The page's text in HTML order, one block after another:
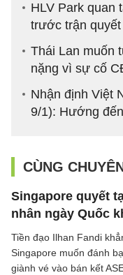
HLV Park quan
trước trận
Thái Lan muốn
nặng vì sự cố
Nhận định Việt
9/1): Hướng
CÙNG
Singapore quyết
nhân ngày Quốc
Tiền đạo Ilhan Fandi
Singapore muốn đánh
giành vé vào bán kết